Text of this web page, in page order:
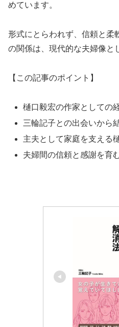
めています。
形式にとらわれず、信頼と柔
の関係は、現代的な夫婦像と
【この記事のポイント】
樋口毅宏の作家としての
三輪記子との出会いから
主夫として家庭を支える
夫婦間の信頼と感謝を育